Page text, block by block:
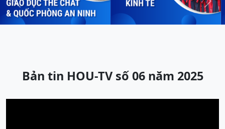
Previous Next
Bản tin HOU-TV số 06 năm 2025